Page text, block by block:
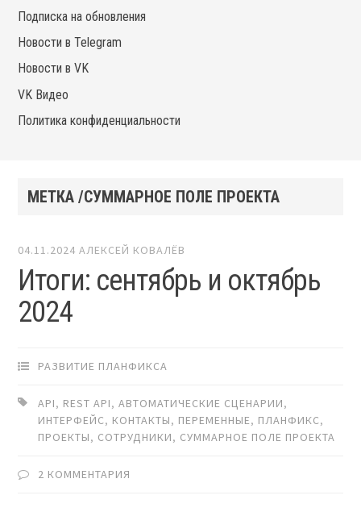
Подписка на обновления
Новости в Telegram
Новости в VK
VK Видео
Политика конфиденциальности
МЕТКА /СУММАРНОЕ ПОЛЕ ПРОЕКТА
04.11.2024 АЛЕКСЕЙ КОВАЛЁВ
Итоги: сентябрь и октябрь
2024
РАЗВИТИЕ ПЛАНФИКСА
API, REST API,АВТОМАТИЧЕСКИЕ СЦЕНАРИИ,
ИНТЕРФЕЙС, КОНТАКТЫ, ПЕРЕМЕННЫЕ, ПЛАНФИКС,
ПРОЕКТЫ, СОТРУДНИКИ, СУММАРНОЕ ПОЛЕ ПРОЕКТА
2 КОММЕНТАРИЯ